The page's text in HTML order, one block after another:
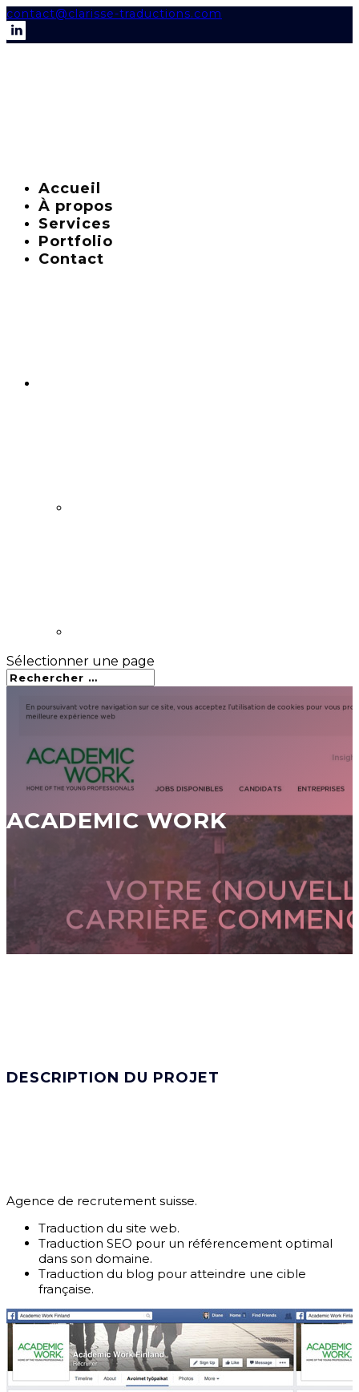
contact@clarisse-traductions.com
Accueil
À propos
Services
Portfolio
Contact
Sélectionner une page
ACADEMIC WORK
DESCRIPTION DU PROJET
Agence de recrutement suisse.
Traduction du site web.
Traduction SEO pour un référencement optimal
dans son domaine.
Traduction du blog pour atteindre une cible
française.